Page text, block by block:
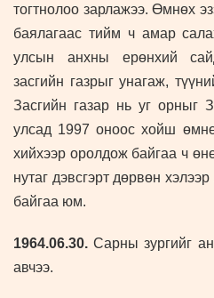
тогтнолоо зарлажээ. Өмнөх
баялагаас тийм ч амар
улсын анхны ерөнхий
засгийн газрыг унагаж,
Засгийн газар нь уг орныг
улсад 1997 оноос хойш
хийхээр оролдож байгаа ч
нутаг дэвсгэрт дөрвөн
байгаа юм.
1964.06.30. Сарны зургийг
авчээ.